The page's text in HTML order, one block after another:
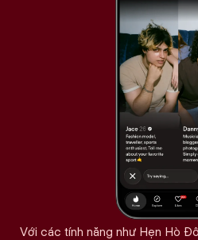
Với các tính năng như Hẹn Hò